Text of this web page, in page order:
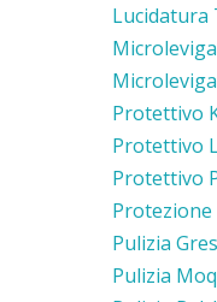
Lucidatura
Protettivo
Protettivo
Protettivo
Pulizia
Pulizia